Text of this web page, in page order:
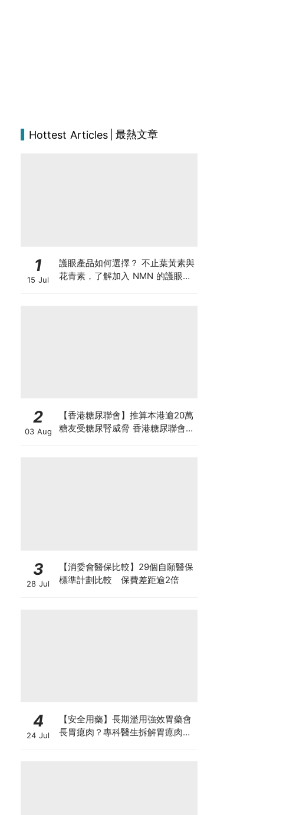
Hottest Articles 最熱文章
1
15 Jul
護眼產品如何選擇？ 不止葉黃素與
花青素，了解加入 NMN 的護眼方
2
03 Aug
【香港糖尿聯會】推算本港逾20萬
糖友受糖尿腎威脅 香港糖尿聯會
3
28 Jul
【消委會醫保比較】29個自願醫保
標準計劃比較 保費差距逾2倍
4
24 Jul
【安全用藥】長期濫用強效胃藥會
長胃瘜肉？專科醫生拆解胃瘜肉癌